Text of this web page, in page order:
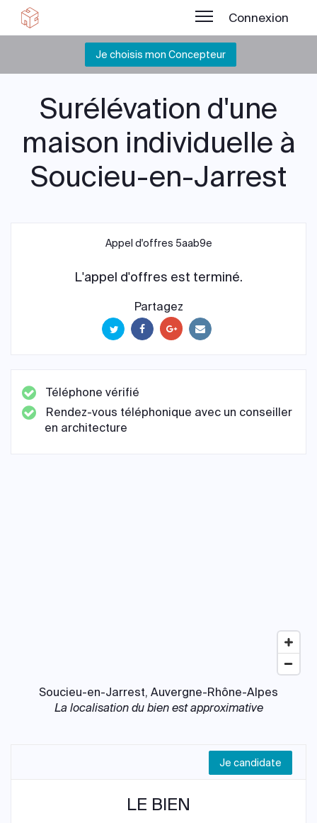
Connexion
Je choisis mon Concepteur
Surélévation d'une
maison individuelle à
Soucieu-en-Jarrest
Appel d'offres 5aab9e
L'appel d'offres est terminé.
Partagez
Téléphone vérifié
Rendez-vous téléphonique avec un conseiller
en architecture
Soucieu-en-Jarrest, Auvergne-Rhône-Alpes
La localisation du bien est approximative
Je candidate
LE BIEN